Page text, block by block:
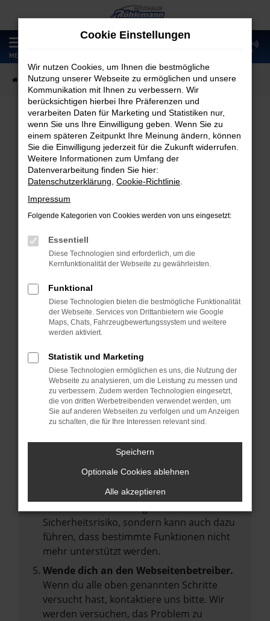
Zum
Hauptinhalt
springen
MENÜ
Startseite Fahrzeugangebote Fahrzeugmarkt
Fahrzeugmarkt
Fehler: Network Error
Beim Laden ist ein Fehler aufgetreten.
Hier sind ein paar Tipps, die dir helfen können:
Überprüfe deine Firewall und deine
Laden andere Webseiten, zum Beispiel
deine Suchmaschine?
Prüfe deine Browsererweiterungen.
Manche Erweiterungen, wie Werbeblocker,
können das Laden bestimmter Seiten
verhindern. Funktioniert die Seite in einem
anderen Browser oder in einem privaten
Fenster?
Starte dein Gerät neu.
vorübergehende Probleme zu beheben.
Betriebssystem auf dem neuesten Stand
Veraltete Software birgt nicht nur ein
Sicherheitsrisiko, sondern kann auch dazu
führen, dass bestimmte Funktionen nicht
mehr unterstützt werden.
Wende dich an den Webseitenbetreiber.
Wenn du alle oben genannten Schritte
versucht hast, kontaktiere uns bitte. Wir
werden versuchen, das Problem zu
Cookie Einstellungen
Wir nutzen Cookies, um Ihnen die bestmögliche
Nutzung unserer Webseite zu ermöglichen und unsere
Kommunikation mit Ihnen zu verbessern. Wir
berücksichtigen hierbei Ihre Präferenzen und
verarbeiten Daten für Marketing und Statistiken nur,
wenn Sie uns Ihre Einwilligung geben. Wenn Sie zu
einem späteren Zeitpunkt Ihre Meinung ändern, können
Sie die Einwilligung jederzeit für die Zukunft widerrufen.
Weitere Informationen zum Umfang der
Datenverarbeitung finden Sie hier:
Datenschutzerklärung Cookie-Richtlinie
Impressum
Folgende Kategorien von Cookies werden von uns eingesetzt:
Essentiell
Diese Technologien sind erforderlich, um die
Kernfunktionalität der Webseite zu gewährleisten.
Funktional
Diese Technologien bieten die bestmögliche Funktionalität
der Webseite. Services von Drittanbietern wie Google
Maps, Chats, Fahrzeugbewertungssystem und weitere
werden aktiviert.
Statistik und Marketing
Diese Technologien ermöglichen es uns, die Nutzung der
Webseite zu analysieren, um die Leistung zu messen und
zu verbessern. Zudem werden Technologien eingesetzt,
die von dritten Werbetreibenden verwendet werden, um
Sie auf anderen Webseiten zu verfolgen und um Anzeigen
zu schalten, die für Ihre Interessen relevant sind.
Speichern
Optionale Cookies ablehnen
Alle akzeptieren